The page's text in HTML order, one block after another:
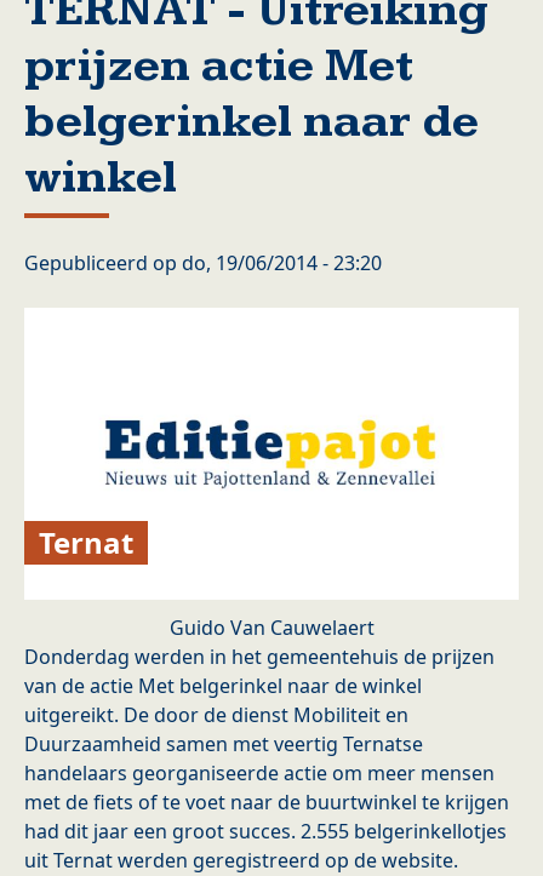
prijzen actie Met
belgerinkel naar de
winkel
Gepubliceerd op do, 19/06/2014 - 23:20
Ternat
Guido Van Cauwelaert
Donderdag werden in het gemeentehuis de prijzen
van de actie Met belgerinkel naar de winkel
uitgereikt. De door de dienst Mobiliteit en
Duurzaamheid samen met veertig Ternatse
handelaars georganiseerde actie om meer mensen
met de fiets of te voet naar de buurtwinkel te krijgen
had dit jaar een groot succes. 2.555 belgerinkellotjes
uit Ternat werden geregistreerd op de website.